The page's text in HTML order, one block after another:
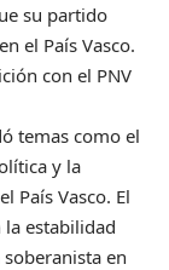
su partido
el País Vasco.
con el PNV
temas como el
y la
País Vasco. El
estabilidad
en